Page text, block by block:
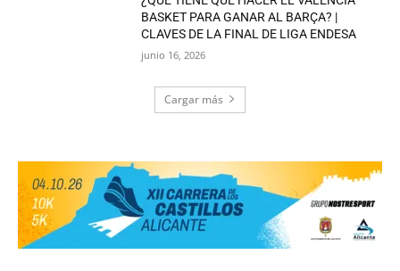
BASKET PARA GANAR AL BARÇA? |
CLAVES DE LA FINAL DE LIGA ENDESA
junio 16, 2026
Cargar más